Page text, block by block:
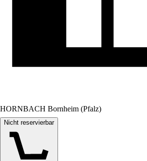
HORNBACH Bornheim (Pfalz)
Nicht reservierbar